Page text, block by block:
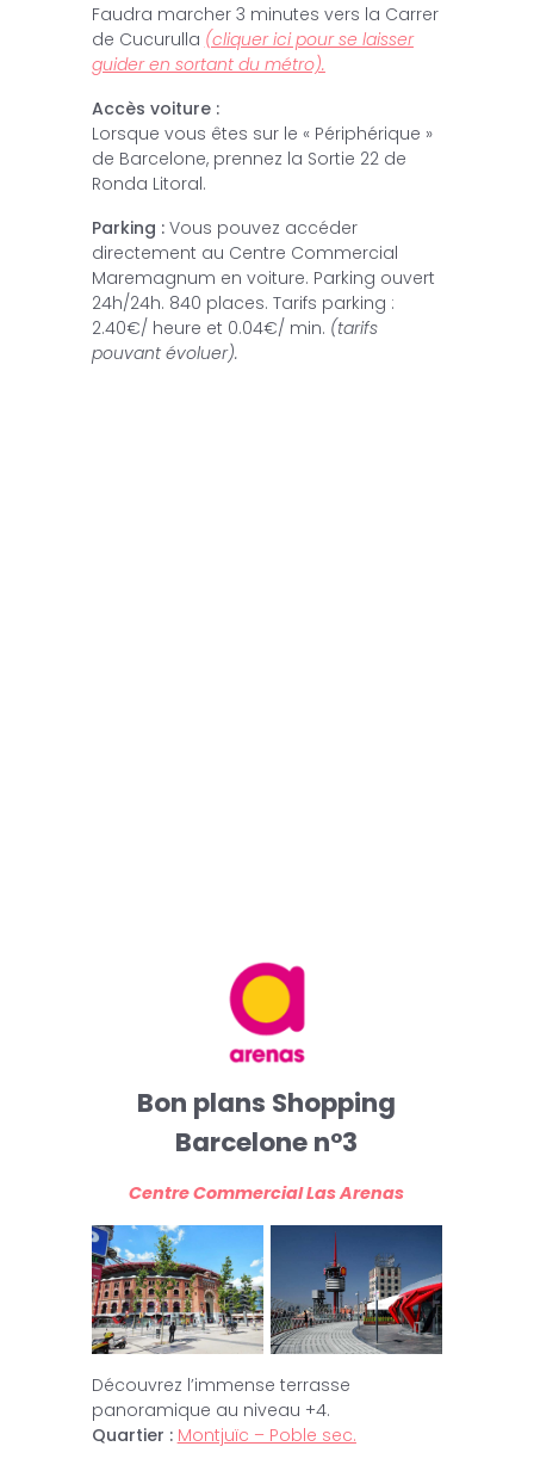
Faudra marcher 3 minutes vers la Carrer
de Cucurulla (cliquer ici pour se laisser
guider en sortant du métro).
Accès voiture :
Lorsque vous êtes sur le « Périphérique »
de Barcelone, prennez la Sortie 22 de
Ronda Litoral.
Parking :Vous pouvez accéder
directement au Centre Commercial
Maremagnum en voiture. Parking ouvert
24h/24h. 840 places. Tarifs parking :
2.40€/ heure et 0.04€/ min. (tarifs
pouvant évoluer).
Bon plans Shopping
Barcelone n°3
Centre Commercial Las Arenas
Découvrez l’immense terrasse
panoramique au niveau +4.
Quartier : Montjuïc – Poble sec.